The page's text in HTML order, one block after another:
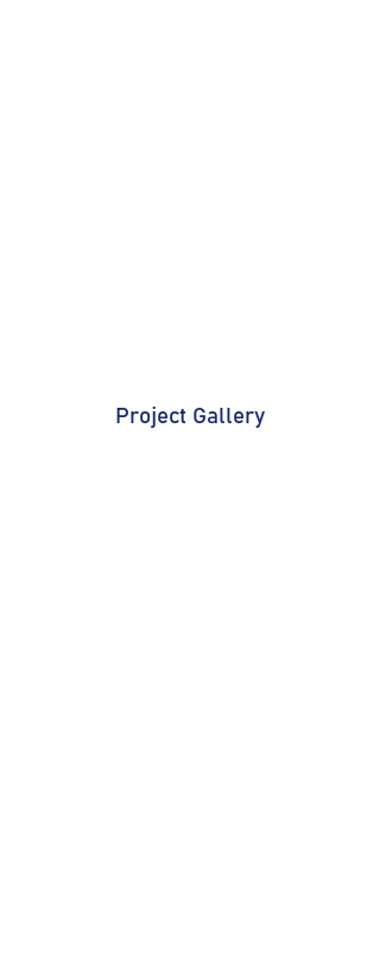
Project Gallery